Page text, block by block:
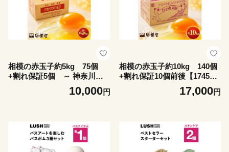
相模の赤玉子約5kg 75個
+割れ保証5個 ～ 神奈川県
愛川町 ～【1745588】10,000円
相模の赤玉子約10kg 140個
+割れ保証10個前後【174558
17,000円